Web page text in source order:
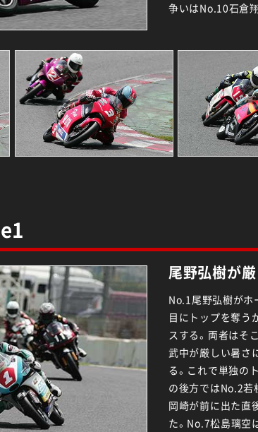
争いはNo.10石倉
尾野弘樹が
No.1尾野弘樹がホ
目にトップを奪う
スする。両者はそ
武中が厳しい暑さ
る。これで単独の
の後方ではNo.2若
岡崎が前に出た直
た。No.7松島璃空